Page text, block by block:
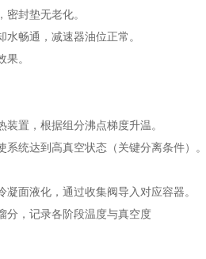
封垫无老化。
畅通，减速器油位正常。
。
置，根据组分沸点梯度升温。
统达到高真空状态（关键分离条件）。
面液化，通过收集阀导入对应容器。
分，记录各阶段温度与真空度